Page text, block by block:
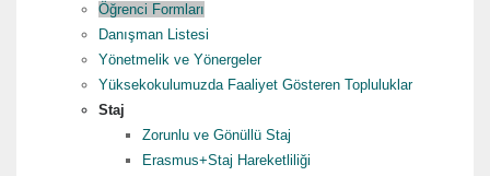
Öğrenci Formları
Danışman Listesi
Yönetmelik ve Yönergeler
Yüksekokulumuzda Faaliyet Gösteren Topluluklar
Staj
Zorunlu ve Gönüllü Staj
Erasmus+Staj Hareketliliği